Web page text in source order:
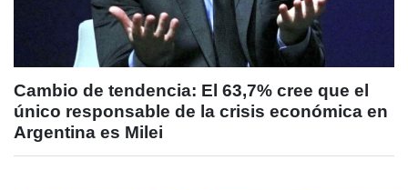
Cambio de tendencia: El 63,7% cree que el
único responsable de la crisis económica en
Argentina es Milei